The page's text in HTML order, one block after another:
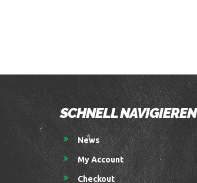
SCHNELL NAVIGIEREN
News
My Account
Checkout